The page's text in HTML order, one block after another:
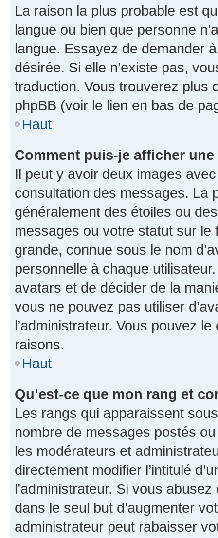
La raison la plus probable est
langue ou bien que personne
langue. Essayez de demander
désirée. Si elle n’existe pas,
traduction. Vous trouverez plus
phpBB (voir le lien en bas de
Haut
Comment puis-je afficher
Il peut y avoir deux images
consultation des messages. La
généralement des étoiles ou
messages ou votre statut sur
grande, connue sous le nom
personnelle à chaque utilisateur.
avatars et de décider de la
vous ne pouvez pas utiliser
l’administrateur. Vous pouvez
raisons.
Haut
Qu’est-ce que mon rang et
Les rangs qui apparaissent
nombre de messages postés
les modérateurs et
directement modifier l’intitulé
l’administrateur. Si vous
dans le seul but d’augmenter
administrateur peut rabaisser